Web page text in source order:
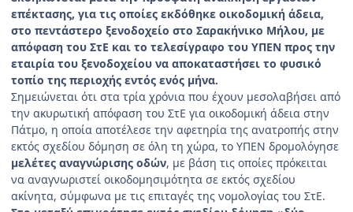
επέκτασης, για τις οποίες εκδόθηκε οικοδομική άδεια,
στο πεντάστερο ξενοδοχείο στο Σαρακήνικο Μήλου, με
απόφαση του ΣτΕ και το τελεσίγραφο του ΥΠΕΝ προς την
εταιρία του ξενοδοχείου να αποκαταστήσει το φυσικό
τοπίο της περιοχής εντός ενός μήνα.
Σημειώνεται ότι στα τρία χρόνια που έχουν μεσολαβήσει από
την ακυρωτική απόφαση του ΣτΕ για οικοδομική άδεια στην
Πάτμο, η οποία αποτέλεσε την αφετηρία της ανατροπής στην
εκτός σχεδίου δόμηση σε όλη τη χώρα, το ΥΠΕΝ δρομολόγησε
μελέτες αναγνώρισης οδών, με βάση τις οποίες πρόκειται
να αναγνωριστεί οικοδομησιμότητα σε εκτός σχεδίου
ακίνητα, σύμφωνα με τις επιταγές της νομολογίας του ΣτΕ.